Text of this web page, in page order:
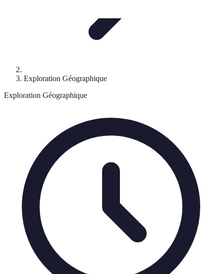
Exploration Géographique
Exploration Géographique